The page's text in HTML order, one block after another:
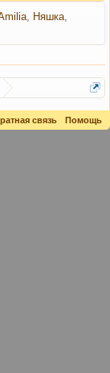
Няшка
связь
Помощь